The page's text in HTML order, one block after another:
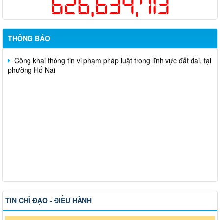
THÔNG BÁO
Hỗ trợ đăng tải thông tin hợp nhất, thay đổi địa chỉ trụ sở làm
việc
Công khai thông tin vi phạm pháp luật trong lĩnh vực đất đai, tại
phường Hố Nai
TIN CHỈ ĐẠO - ĐIỀU HÀNH